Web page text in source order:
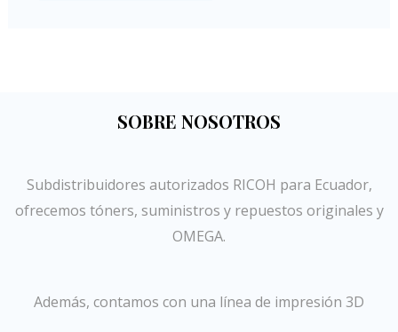
SOBRE NOSOTROS
Subdistribuidores autorizados RICOH para Ecuador,
ofrecemos tóners, suministros y repuestos originales y
OMEGA.
Además, contamos con una línea de impresión 3D